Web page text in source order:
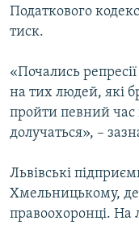
Податкового
тиск.
«Почались
на тих людей, які
пройти певний час
долучаться», –
Львівські
Хмельницькому, де
правоохоронці. На